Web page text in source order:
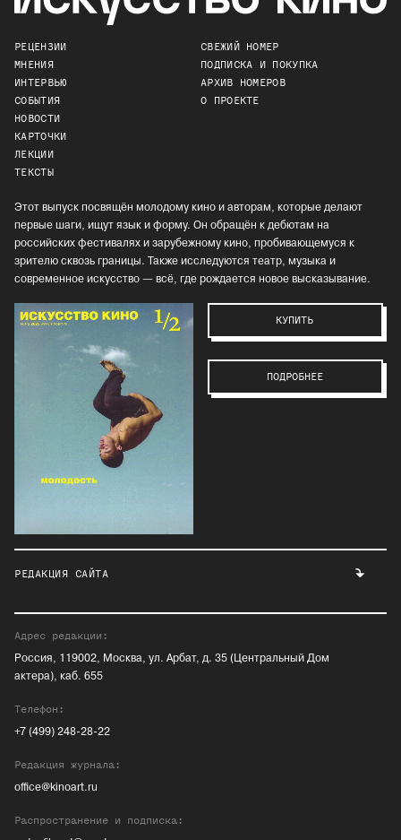
РЕЦЕНЗИИ
МНЕНИЯ
ИНТЕРВЬЮ
СОБЫТИЯ
НОВОСТИ
КАРТОЧКИ
ЛЕКЦИИ
ТЕКСТЫ
СВЕЖИЙ НОМЕР
ПОДПИСКА И ПОКУПКА
АРХИВ НОМЕРОВ
О ПРОЕКТЕ
Этот выпуск посвящён молодому кино и авторам, которые делают
первые шаги, ищут язык и форму. Он обращён к дебютам на
российских фестивалях и зарубежному кино, пробивающемуся к
зрителю сквозь границы. Также исследуются театр, музыка и
современное искусство — всё, где рождается новое высказывание.
КУПИТЬ
ПОДРОБНЕЕ
РЕДАКЦИЯ САЙТА
Адрес редакции:
Россия, 119002, Москва, ул. Арбат, д. 35 (Центральный Дом
актера), каб. 655
Телефон:
+7 (499) 248-28-22
Редакция журнала:
office@kinoart.ru
Распространение и подписка: